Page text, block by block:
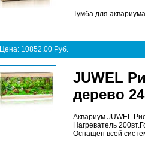
Тумба для
Цена: 10852.00 Руб.
JUWEL
дерево
Аквариум JUWEL
Нагреватель
Оснащен всей